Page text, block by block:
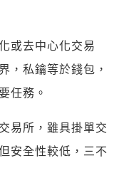
或去中心化交易
，私鑰等於錢包，
任務。
易所，雖具掛單交
安全性較低，三不